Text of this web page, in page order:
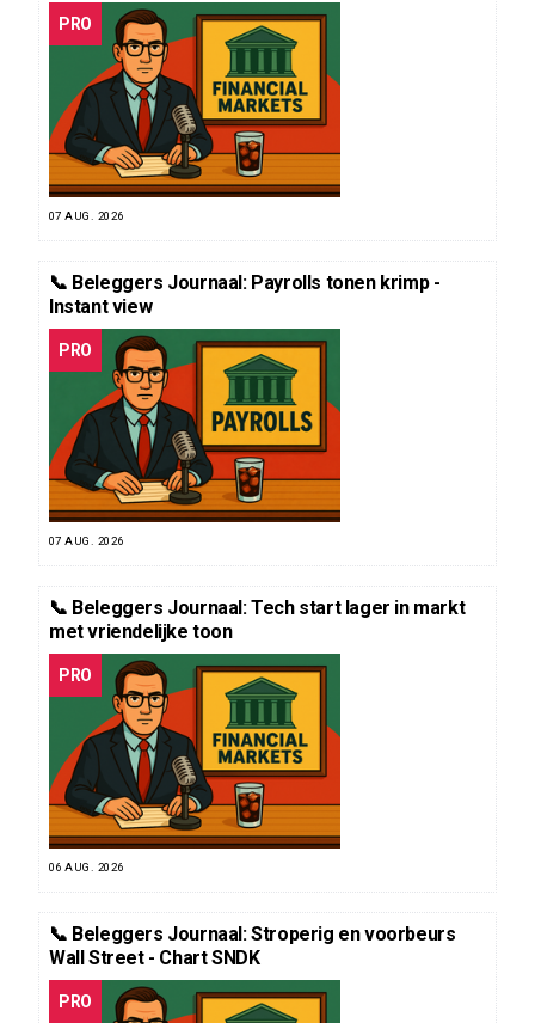
PRO
07 AUG. 2026
📞 Beleggers Journaal: Payrolls tonen krimp -
Instant view
PRO
07 AUG. 2026
📞 Beleggers Journaal: Tech start lager in markt
met vriendelijke toon
PRO
06 AUG. 2026
📞 Beleggers Journaal: Stroperig en voorbeurs
Wall Street - Chart SNDK
PRO